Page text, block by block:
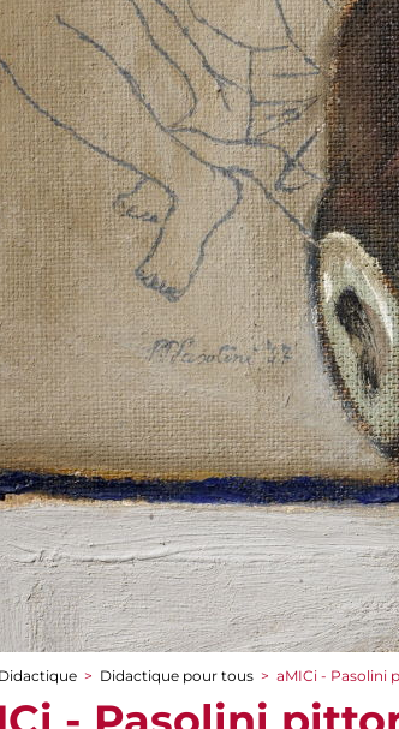
here
Didactique > Didactique pour tous > aMICi - Pasolini